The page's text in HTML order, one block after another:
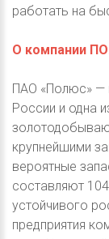
работать на
О компании
ПАО «Полюс» —
России и одна
крупнейшими
вероятные
составляют
устойчивого
предприятия